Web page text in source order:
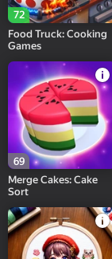
72
Food Truck: Cooking
Games
69
Merge Cakes: Cake
Sort